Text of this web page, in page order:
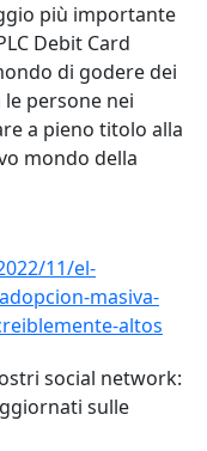
più importante
Debit Card
di godere dei
persone nei
a pieno titolo alla
mondo della
11/el-
masiva-
altos
social network:
sulle